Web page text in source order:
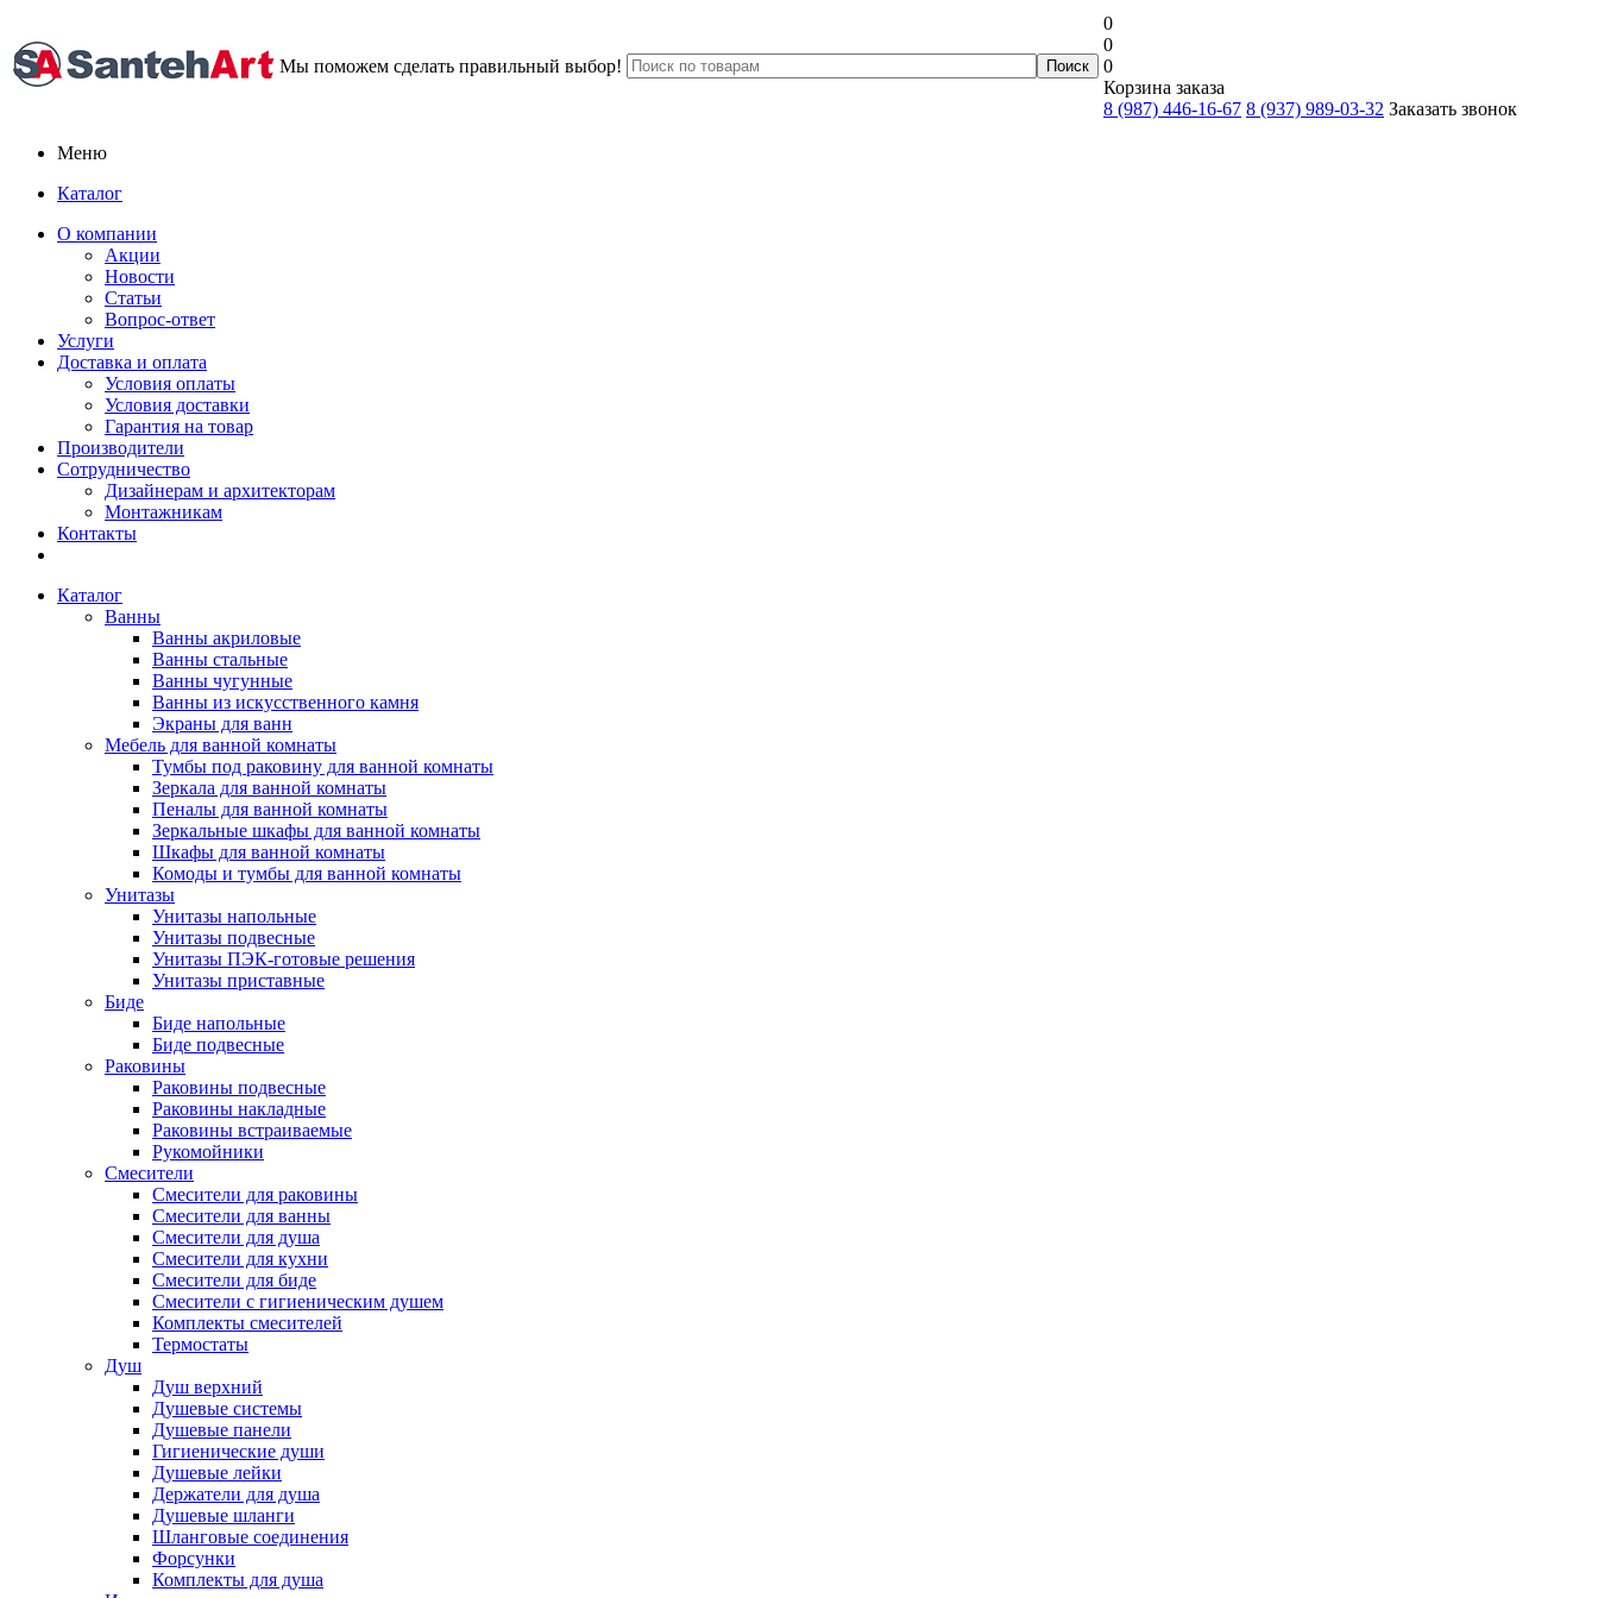
Мы поможем сделать правильный выбор!
0
0
0
Корзина заказа
8 (987) 446-16-67 8 (937) 989-03-32 Заказать звонок
Меню
Каталог
О компании
Акции
Новости
Статьи
Вопрос-ответ
Услуги
Доставка и оплата
Условия оплаты
Условия доставки
Гарантия на товар
Производители
Сотрудничество
Дизайнерам и архитекторам
Монтажникам
Контакты
Каталог
Ванны
Ванны акриловые
Ванны стальные
Ванны чугунные
Ванны из искусственного камня
Экраны для ванн
Мебель для ванной комнаты
Тумбы под раковину для ванной комнаты
Зеркала для ванной комнаты
Пеналы для ванной комнаты
Зеркальные шкафы для ванной комнаты
Шкафы для ванной комнаты
Комоды и тумбы для ванной комнаты
Унитазы
Унитазы напольные
Унитазы подвесные
Унитазы ПЭК-готовые решения
Унитазы приставные
Биде
Биде напольные
Биде подвесные
Раковины
Раковины подвесные
Раковины накладные
Раковины встраиваемые
Рукомойники
Смесители
Смесители для раковины
Смесители для ванны
Смесители для душа
Смесители для кухни
Смесители для биде
Смесители с гигиеническим душем
Комплекты смесителей
Термостаты
Душ
Душ верхний
Душевые системы
Душевые панели
Гигиенические души
Душевые лейки
Держатели для душа
Душевые шланги
Шланговые соединения
Форсунки
Комплекты для душа